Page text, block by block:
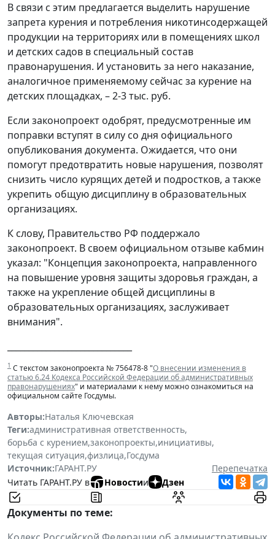
В связи с этим предлагается выделить нарушение
запрета курения и потребления никотинсодержащей
продукции на территориях или в помещениях школ
и детских садов в специальный состав
правонарушения. И установить за него наказание,
аналогичное применяемому сейчас за курение на
детских площадках, – 2-3 тыс. руб.
Если законопроект одобрят, предусмотренные им
поправки вступят в силу со дня официального
опубликования документа. Ожидается, что они
помогут предотвратить новые нарушения, позволят
снизить число курящих детей и подростков, а также
укрепить общую дисциплину в образовательных
организациях.
К слову, Правительство РФ поддержало
законопроект. В своем официальном отзыве кабмин
указал: "Концепция законопроекта, направленного
на повышение уровня защиты здоровья граждан, а
также на укрепление общей дисциплины в
образовательных организациях, заслуживает
внимания".
1 С текстом законопроекта № 756478-8 "О внесении изменения в
статью 6.24 Кодекса Российской Федерации об административных
правонарушениях" и материалами к нему можно ознакомиться на
официальном сайте Госдумы.
Авторы:Наталья Ключевская
Теги:административная ответственность,
борьба с курением,законопроекты,инициативы,
текущая ситуация,физлица,Госдума
Источник:ГАРАНТ.РУ
Перепечатка
Читать ГАРАНТ.РУ в
Новостии Дзен
Документы по теме: